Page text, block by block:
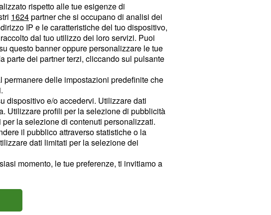
rispetto alle tue esigenze di
1624partner che si occupano di analisi dei
IP e le caratteristiche del tuo dispositivo,
dal tuo utilizzo dei loro servizi. Puoi
questo banner oppure personalizzare le tue
parte dei partner terzi, cliccando sul pulsante
permanere delle impostazioni predefinite che
dispositivo e/o accedervi. Utilizzare dati
Utilizzare profili per la selezione di pubblicità
la selezione di contenuti personalizzati.
il pubblico attraverso statistiche o la
dati limitati per la selezione dei
momento, le tue preferenze, ti invitiamo a